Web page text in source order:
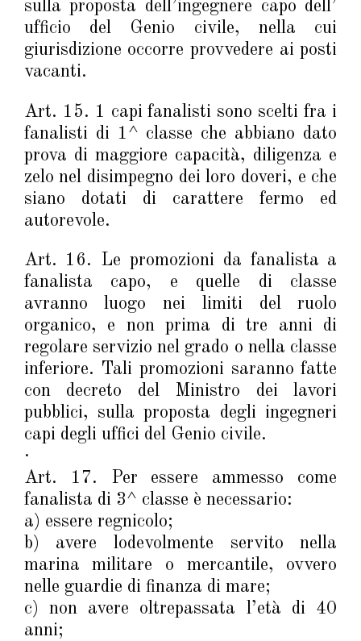
sulla proposta dell’ingegnere capo dell’
ufficio del Genio civile, nella cui
giurisdizione occorre provvedere ai posti
vacanti.
Art. 15. 1 capi fanalisti sono scelti fra i
fanalisti di 1^ classe che abbiano dato
prova di maggiore capacità, diligenza e
zelo nel disimpegno dei loro doveri, e che
siano dotati di carattere fermo ed
autorevole.
Art. 16. Le promozioni da fanalista a
fanalista capo, e quelle di classe
avranno luogo nei limiti del ruolo
organico, e non prima di tre anni di
regolare servizio nel grado o nella classe
inferiore. Tali promozioni saranno fatte
con decreto del Ministro dei lavori
pubblici, sulla proposta degli ingegneri
capi degli uffici del Genio civile.
·
Art. 17. Per essere ammesso come
fanalista di 3^ classe è necessario:
a) essere regnicolo;
b) avere lodevolmente servito nella
marina militare o mercantile, ovvero
nelle guardie di finanza di mare;
c) non avere oltrepassata l’età di 40
anni;